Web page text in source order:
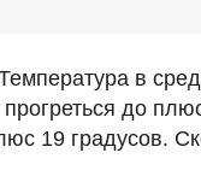
в
до
19 градусов.